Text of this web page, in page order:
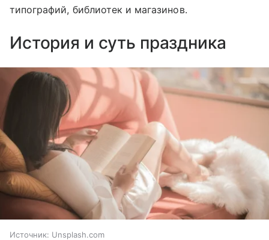
типографий, библиотек и магазинов.
История и суть праздника
Источник: Unsplash.com